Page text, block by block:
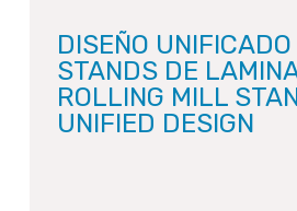
DISEÑO UNIFICADO
STANDS DE
ROLLING MILL
UNIFIED DESIGN